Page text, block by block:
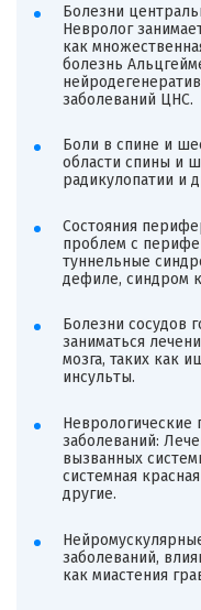
Болезни
Невролог
как
болезнь
заболеваний ЦНС.
Боли в спине и
области спины и
радикулопатии и
Состояния
проблем с
туннельные
дефиле, синдром
Болезни сосудов
заниматься
мозга, таких как
инсульты.
Неврологические
заболеваний:
вызванных
системная
другие.
заболеваний,
как миастения